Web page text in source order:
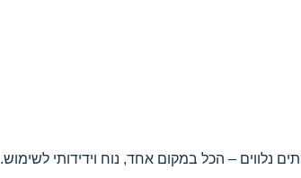
נלווים – הכל במקום אחד, נוח וידידותי לשימוש.